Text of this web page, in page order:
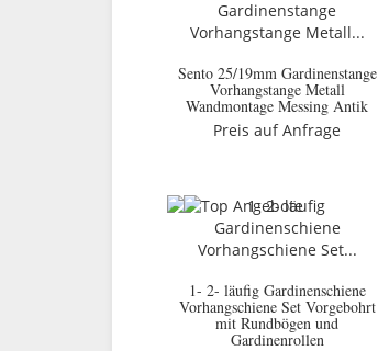
Sento 25/19mm Gardinenstange
Vorhangstange Metall
Wandmontage Messing Antik
Preis auf Anfrage
1- 2- läufig Gardinenschiene
Vorhangschiene Set Vorgebohrt
mit Rundbögen und
Gardinenrollen